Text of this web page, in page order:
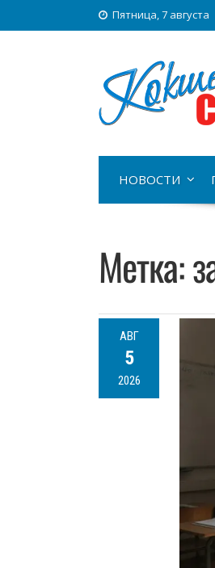
Пятница, 7 августа
НОВОСТИ
Метка:
АВГ
5
2026